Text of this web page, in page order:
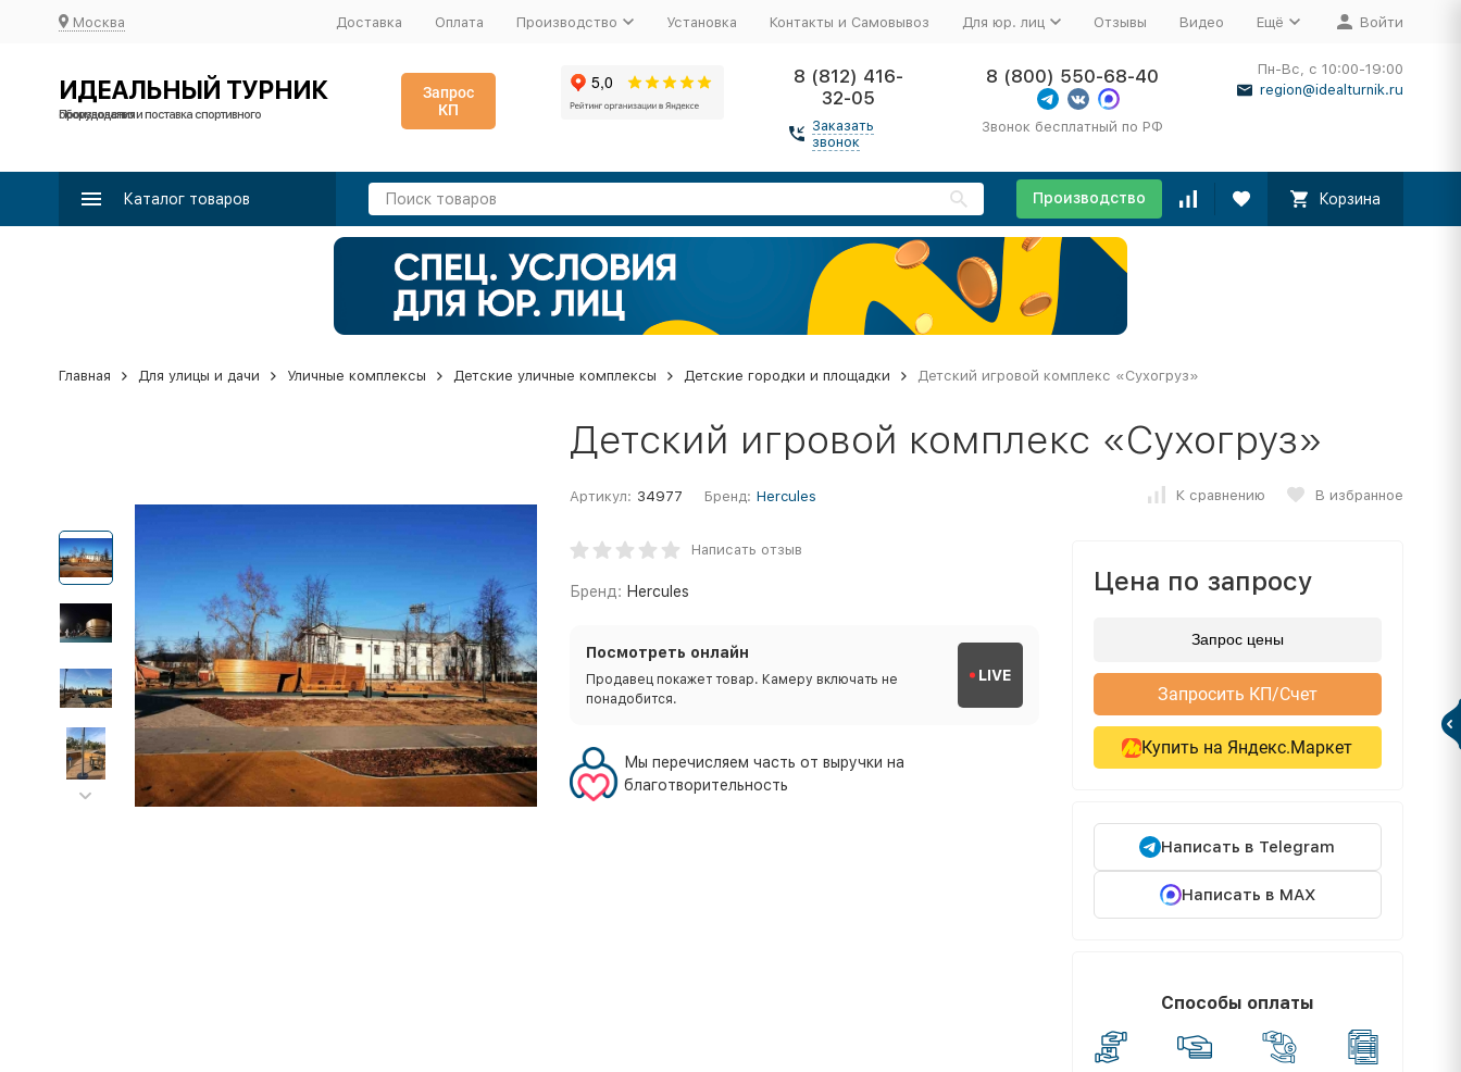
Москва Доставка Оплата Производство Установка Контакты и Самовывоз Для юр. лиц Отзывы Видео Ещё Войти
ИДЕАЛЬНЫЙ ТУРНИК
Производство и поставка спортивного оборудования
Запрос
КП
8 (812) 416-
32-05
Заказать
звонок
8 (800) 550-68-40
Звонок бесплатный по РФ
Пн-Вс, с 10:00-19:00
region@idealturnik.ru
Каталог товаров Производство Корзина
Главная Для улицы и дачи Уличные комплексы Детские уличные комплексы Детские городки и площадки Детский игровой комплекс «Сухогруз»
Детский игровой комплекс «Сухогруз»
Артикул: 34977 Бренд: Hercules К сравнению В избранное
Написать отзыв
Бренд: Hercules
Посмотреть онлайн
Продавец покажет товар. Камеру включать не
понадобится.
LIVE
Мы перечисляем часть от выручки на
благотворительность
Цена по запросу
Запрос цены
Запросить КП/Счет
Купить на Яндекс.Маркет
Написать в Telegram
Написать в MAX
Способы оплаты